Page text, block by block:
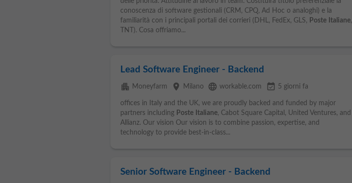
conoscenza di software gestionali (CRM, CPQ, Ad Hoc o analoghi) e la
familiarità con i principali portali dei corrieri (DHL, FedEx, GLS, Poste Italiane,
TNT). Cosa offriamo...
Lead Software Engineer - Backend
apartment Moneyfarm place Milano language workable.com event_available 5 giorni fa
offices in Italy and the UK, we are proudly backed and funded by major
partners including Poste Italiane, Cabot Square Capital, United Ventures, and
Allianz. Our vision Our vision is to combine passion, expertise, and
technology to provide best-in-class...
Senior Software Engineer - Backend